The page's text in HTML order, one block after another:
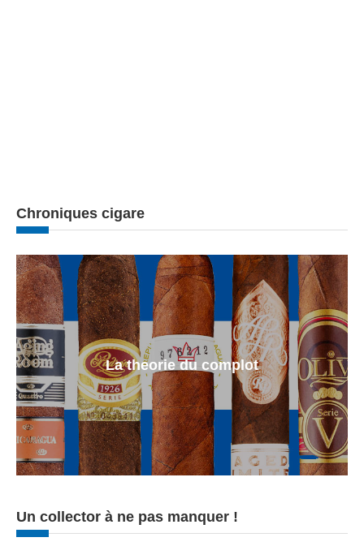
Chroniques cigare
La theorie du complot
Un collector à ne pas manquer !